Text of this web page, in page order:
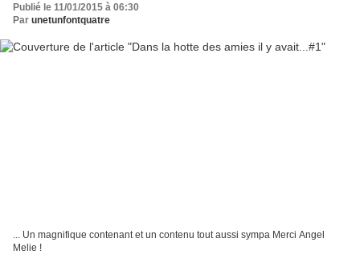
Publié le 11/01/2015 à 06:30
Par unetunfontquatre
... Un magnifique contenant et un contenu tout aussi sympa Merci Angel
Melie !